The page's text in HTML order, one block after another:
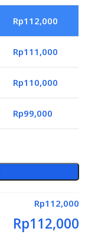
Rp112,000
Rp111,000
Rp110,000
Rp99,000
Rp112,000
Rp112,000